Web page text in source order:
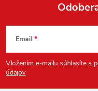
Z
á
p
Email
Vložením e-mailu súhlasíte s
údajov